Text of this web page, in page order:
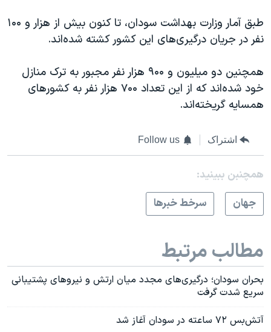
صفحه‌های ویژه
طبق آمار وزارت بهداشت سودان، تا کنون بیش از هزار و ۱۰۰
نفر در جریان درگیری‌های این کشور کشته شده‌اند.
همچنین دو میلیون و ٩۰۰ هزار نفر مجبور به ترک منازل
خود شده‌اند که از این تعداد ٧۰۰ هزار نفر به کشورهای
همسایه گریخته‌اند.
اشتراک Follow us
همچنبن ببینید:
جهان
سرخط خبرها
مطالب مرتبط
بحران سودان؛ درگیری‌های مجدد میان ارتش و نیروهای پشتیبانی
سریع شدت گرفت
آتش‌بس ۷۲ ساعته در سودان آغاز شد